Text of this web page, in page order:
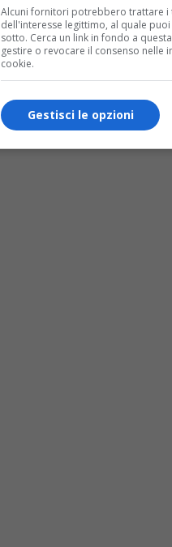
Alcuni fornitori potrebbero trattare i
dell'interesse legittimo, al quale
sotto. Cerca un link in fondo a
gestire o revocare il consenso nelle
cookie.
Gestisci le opzioni